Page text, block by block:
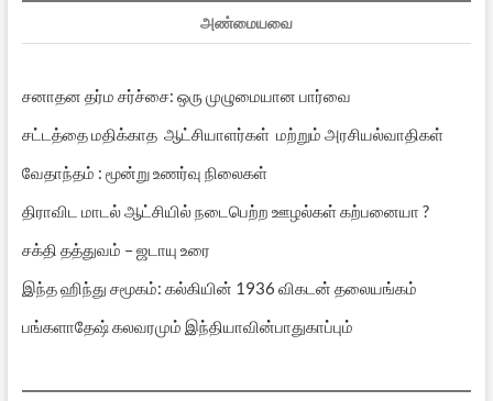
அண்மையவை
சனாதன தர்ம சர்ச்சை: ஒரு முழுமையான பார்வை
சட்டத்தை மதிக்காத ஆட்சியாளர்கள் மற்றும் அரசியல்வாதிகள்
வேதாந்தம் : மூன்று உணர்வு நிலைகள்
திராவிட மாடல் ஆட்சியில் நடைபெற்ற ஊழல்கள் கற்பனையா ?
சக்தி தத்துவம் – ஜடாயு உரை
இந்த ஹிந்து சமூகம்: கல்கியின் 1936 விகடன் தலையங்கம்
பங்களாதேஷ் கலவரமும் இந்தியாவின்பாதுகாப்பும்